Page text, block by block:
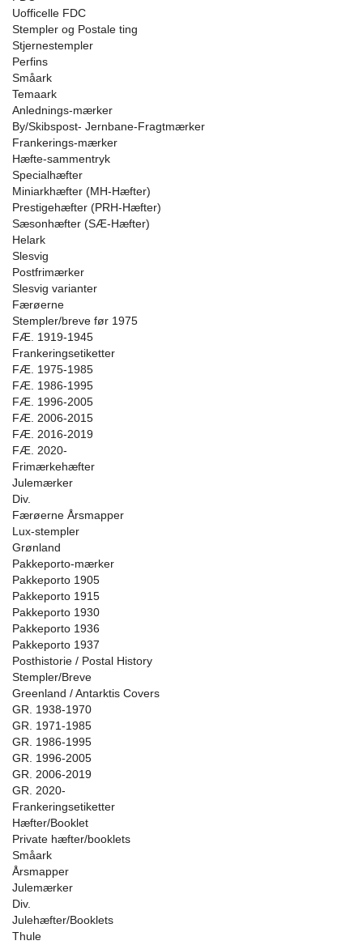
Uofficelle FDC
Stempler og Postale ting
Stjernestempler
Perfins
Småark
Temaark
Anlednings-mærker
By/Skibspost- Jernbane-Fragtmærker
Frankerings-mærker
Hæfte-sammentryk
Specialhæfter
Miniarkhæfter (MH-Hæfter)
Prestigehæfter (PRH-Hæfter)
Sæsonhæfter (SÆ-Hæfter)
Helark
Slesvig
Postfrimærker
Slesvig varianter
Færøerne
Stempler/breve før 1975
FÆ. 1919-1945
Frankeringsetiketter
FÆ. 1975-1985
FÆ. 1986-1995
FÆ. 1996-2005
FÆ. 2006-2015
FÆ. 2016-2019
FÆ. 2020-
Frimærkehæfter
Julemærker
Div.
Færøerne Årsmapper
Lux-stempler
Grønland
Pakkeporto-mærker
Pakkeporto 1905
Pakkeporto 1915
Pakkeporto 1930
Pakkeporto 1936
Pakkeporto 1937
Posthistorie / Postal History
Stempler/Breve
Greenland / Antarktis Covers
GR. 1938-1970
GR. 1971-1985
GR. 1986-1995
GR. 1996-2005
GR. 2006-2019
GR. 2020-
Frankeringsetiketter
Hæfter/Booklet
Private hæfter/booklets
Småark
Årsmapper
Julemærker
Div.
Julehæfter/Booklets
Thule